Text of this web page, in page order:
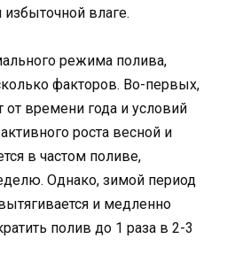
влаге.
режима полива,
факторов. Во-первых,
от времени года и условий
роста весной и
в частом поливе,
Однако, зимой период
и медленно
полив до 1 раза в 2-3